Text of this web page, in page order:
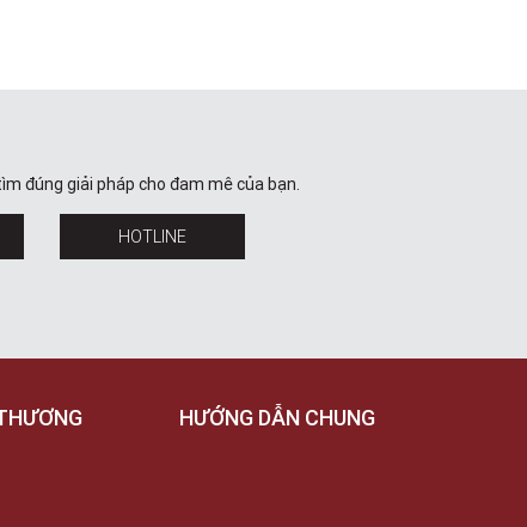
đúng giải pháp cho đam mê của bạn.
HOTLINE
HƯỚNG DẪN CHUNG